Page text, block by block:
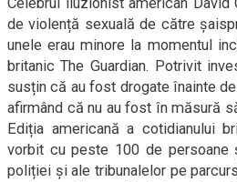
Celebrul iluzionist american
de violență sexuală de către
unele erau minore la momentul
britanic The Guardian. Potrivit
susțin că au fost drogate înainte
afirmând că nu au fost în măsură
Ediția americană a cotidianului
vorbit cu peste 100 de persoane
poliției și ale tribunalelor pe